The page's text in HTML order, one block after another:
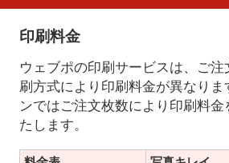
印刷料金
ウェブポの印刷サービスは、ご
刷方式により印刷料金が異なりま
ンではご注文枚数により印刷料金
たします。